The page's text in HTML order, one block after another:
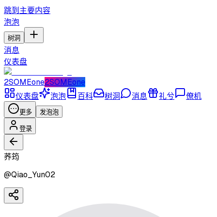
跳到主要内容
泡泡
树洞
消息
仪表盘
2SOMEone2SOMEone
仪表盘
泡泡 百科 树洞 消息 礼兮 僚机
更多 发泡泡
登录
荞筠
@Qiao_Yun02